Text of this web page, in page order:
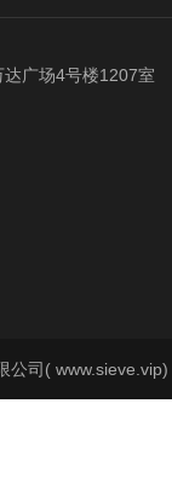
达广场4号楼1207室
公司(